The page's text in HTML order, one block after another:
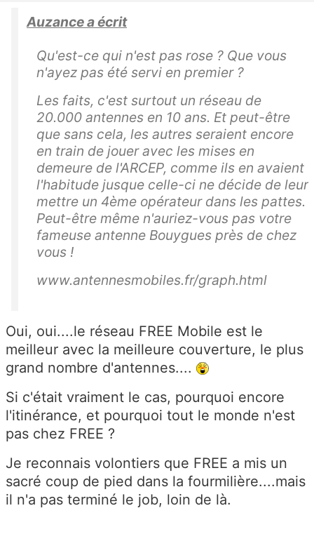
Auzance a écrit
Qu'est-ce qui n'est pas rose ? Que vous
n'ayez pas été servi en premier ?
Les faits, c'est surtout un réseau de
20.000 antennes en 10 ans. Et peut-être
que sans cela, les autres seraient encore
en train de jouer avec les mises en
demeure de l'ARCEP, comme ils en avaient
l'habitude jusque celle-ci ne décide de leur
mettre un 4ème opérateur dans les pattes.
Peut-être même n'auriez-vous pas votre
fameuse antenne Bouygues près de chez
vous !
www.antennesmobiles.fr/graph.html
Oui, oui....le réseau FREE Mobile est le
meilleur avec la meilleure couverture, le plus
grand nombre d'antennes....
Si c'était vraiment le cas, pourquoi encore
l'itinérance, et pourquoi tout le monde n'est
pas chez FREE ?
Je reconnais volontiers que FREE a mis un
sacré coup de pied dans la fourmilière....mais
il n'a pas terminé le job, loin de là.